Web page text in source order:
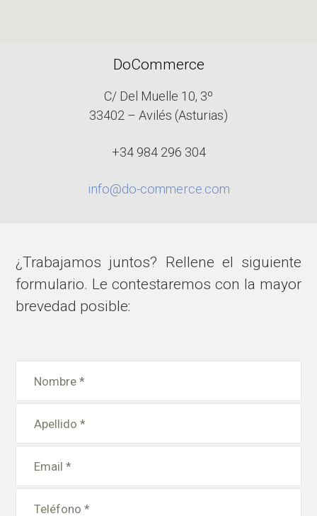
DoCommerce
C/ Del Muelle 10, 3º
33402 – Avilés (Asturias)
+34 984 296 304
info@do-commerce.com
¿Trabajamos juntos? Rellene el siguiente
formulario. Le contestaremos con la mayor
brevedad posible: